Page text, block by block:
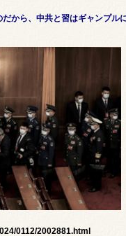
から、中共と習はギャンプル
0112/2002881.html